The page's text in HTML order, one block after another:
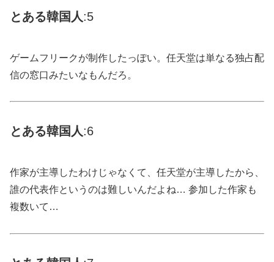
とある韓国 人:5
ゲームフリークが制作したっぽい。任天堂は単なる独占配
信の窓口みたいなもんだろ。
とある韓国 人:6
作家が主導したわけじゃなくて、任天堂が主導したから、
誰の代表作というのは難しいんだよね… 参加した作家も
複数いて…